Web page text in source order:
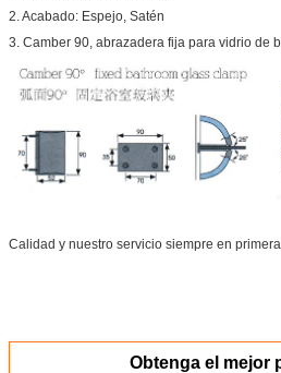
2. Acabado: Espejo, Satén
3. Camber 90, abrazadera fija para vidrio de
Calidad y nuestro servicio siempre en primera.
Obtenga el mejor